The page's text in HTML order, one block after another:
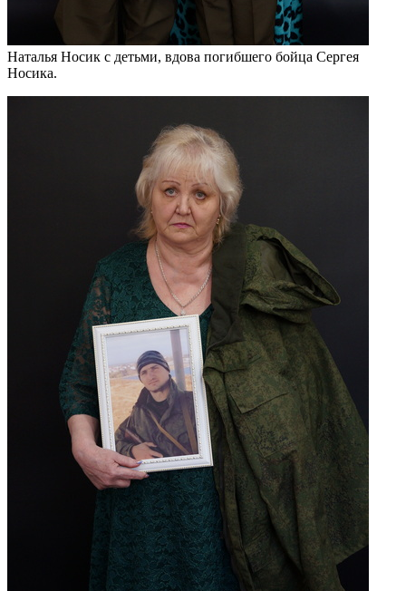
Наталья Носик с детьми, вдова погибшего бойца Сергея
Носика.